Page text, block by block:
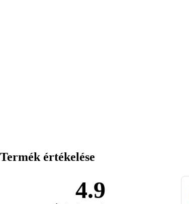
Termék értékelése
4.9